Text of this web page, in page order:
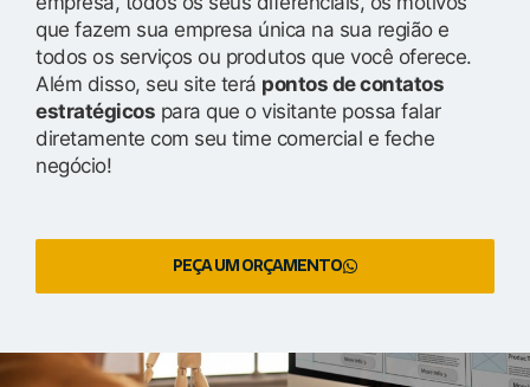
que fazem sua empresa única na sua região e
todos os serviços ou produtos que você oferece.
Além disso, seu site terá pontos de contatos
estratégicos para que o visitante possa falar
diretamente com seu time comercial e feche
negócio!
PEÇA UM ORÇAMENTO